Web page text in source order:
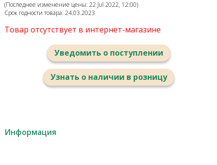
(Последнее изменение цены: 22 Jul 2022, 12:00)
Срок годности товара: 24.03.2023
Товар отсутствует в интернет-магазине
Уведомить о поступлении
Узнать о наличии в розницу
Информация